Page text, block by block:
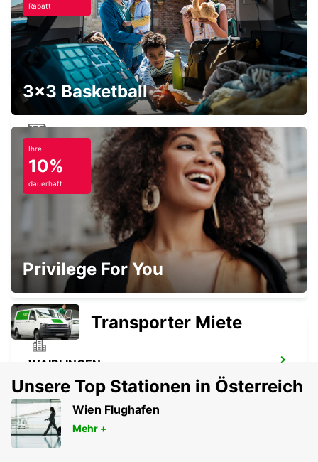
STUTTGART STADT
STUTTGART - GERMANY
STUTTGART HAUPTBAHNHOF
STUTTGART - GERMANY
STUTTGART VAIHINGEN
STUTTGART - GERMANY
WAIBLINGEN
WAIBLINGEN - GERMANY
Rabatt
3x3 Basketball
Ihre
10%
dauerhaft
Privilege For You
Transporter Miete
Unsere Top Stationen in Österreich
Wien Flughafen
Mehr +